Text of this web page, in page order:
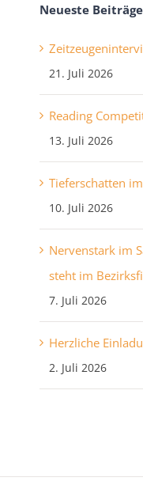
Neueste Beiträge
21. Juli 2026
Reading
13. Juli 2026
Tieferschatten
10. Juli 2026
Nervenstark im
steht im
7. Juli 2026
Herzliche
2. Juli 2026